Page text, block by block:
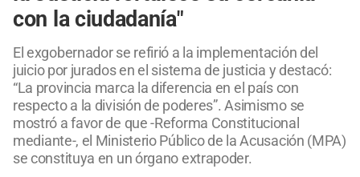
con la ciudadanía"
El exgobernador se refirió a la implementación del
juicio por jurados en el sistema de justicia y destacó:
“La provincia marca la diferencia en el país con
respecto a la división de poderes”. Asimismo se
mostró a favor de que -Reforma Constitucional
mediante-, el Ministerio Público de la Acusación (MPA)
se constituya en un órgano extrapoder.